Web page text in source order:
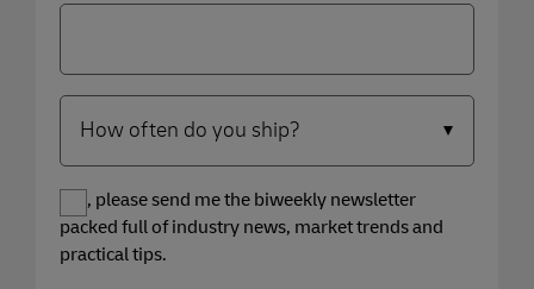
Yes, please send me the biweekly newsletter
packed full of industry news, market trends and
practical tips.